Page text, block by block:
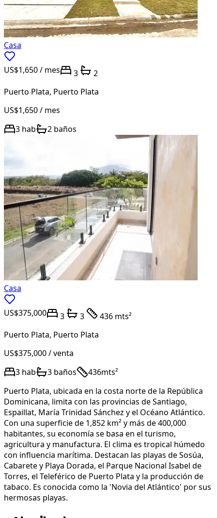
Casa
US$1,650/ mes 3
2
Puerto Plata, Puerto Plata
US$1,650/ mes
3 hab 2 baños
Casa
US$375,000 3 3
436 mts²
Puerto Plata, Puerto Plata
US$375,000/ venta
3 hab 3 baños 436mts²
Puerto Plata, ubicada en la costa norte de la República
Dominicana, limita con las provincias de Santiago,
Espaillat, María Trinidad Sánchez y el Océano Atlántico.
Con una superficie de 1,852 km² y más de 400,000
habitantes, su economía se basa en el turismo,
agricultura y manufactura. El clima es tropical húmedo
con influencia marítima. Destacan las playas de Sosúa,
Cabarete y Playa Dorada, el Parque Nacional Isabel de
Torres, el Teleférico de Puerto Plata y la producción de
tabaco. Es conocida como la 'Novia del Atlántico' por sus
hermosas playas.